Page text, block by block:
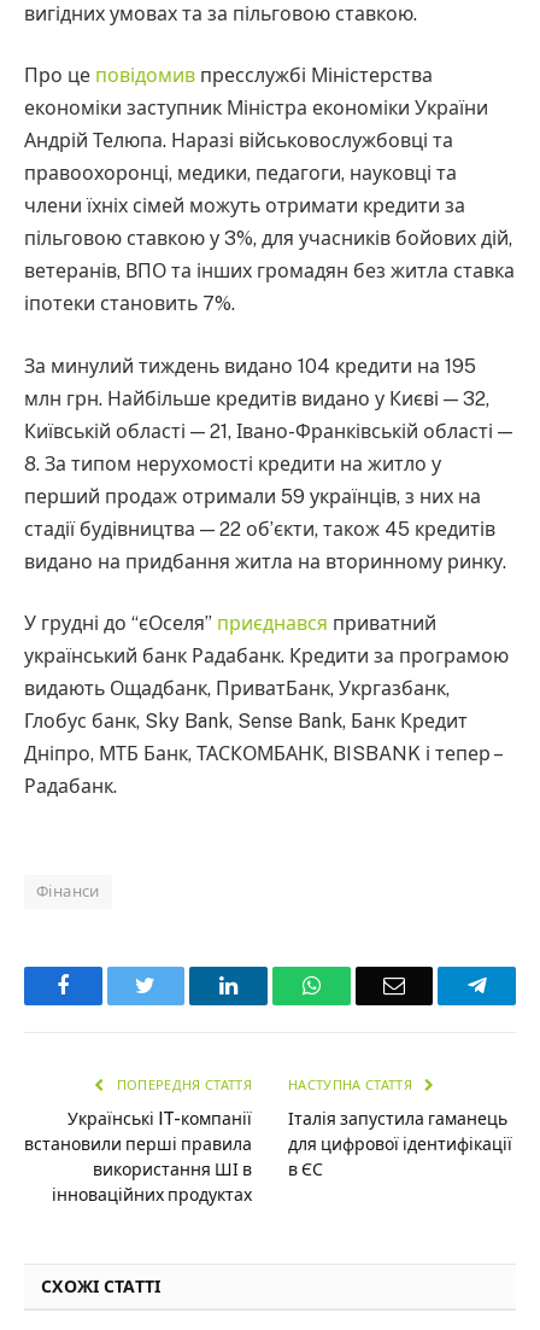
вигідних умовах та за пільговою ставкою.
Про це повідомив пресслужбі Міністерства
економіки заступник Міністра економіки України
Андрій Телюпа. Наразі військовослужбовці та
правоохоронці, медики, педагоги, науковці та
члени їхніх сімей можуть отримати кредити за
пільговою ставкою у 3%, для учасників бойових дій,
ветеранів, ВПО та інших громадян без житла ставка
іпотеки становить 7%.
За минулий тиждень видано 104 кредити на 195
млн грн. Найбільше кредитів видано у Києві — 32,
Київській області — 21, Івано-Франківській області —
8. За типом нерухомості кредити на житло у
перший продаж отримали 59 українців, з них на
стадії будівництва — 22 об’єкти, також 45 кредитів
видано на придбання житла на вторинному ринку.
У грудні до “єОселя” приєднався приватний
український банк Радабанк. Кредити за програмою
видають Ощадбанк, ПриватБанк, Укргазбанк,
Глобус банк, Sky Bank, Sense Bank, Банк Кредит
Дніпро, МТБ Банк, ТАСКОМБАНК, BISBANK і тепер –
Радабанк.
Фінанси
Facebook LinkedInWhatsAppEmail
ПОПЕРЕДНЯ СТАТТЯ
Українські IT-компанії
встановили перші правила
використання ШІ в
інноваційних продуктах
НАСТУПНА СТАТТЯ
Італія запустила гаманець
для цифрової ідентифікації
в ЄС
СХОЖІ СТАТТІ